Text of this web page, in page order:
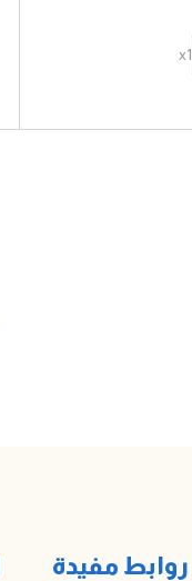
x1
روابط مفيدة